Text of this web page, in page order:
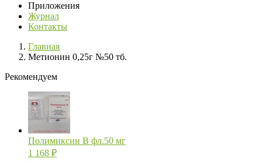
Приложения
Журнал
Контакты
Главная
Метионин 0,25г №50 тб.
Рекомендуем
Полимиксин В фл.50 мг
1 168 ₽